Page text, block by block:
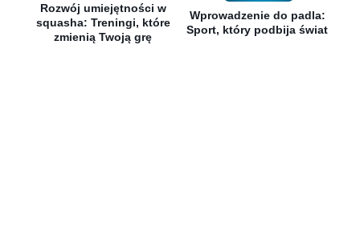
Rozwój umiejętności w
squasha: Treningi, które
zmienią Twoją grę
Wprowadzenie do padla:
Sport, który podbija świat